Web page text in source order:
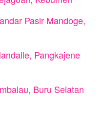
Pasir Mandoge,
Pangkajene
Buru Selatan